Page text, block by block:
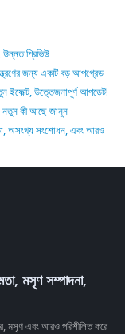
প্রিভিউ
জন্য একটি বড় আপগ্রেড
উত্তেজনাপূর্ণ আপডেট!
নতুন কী আছে জানুন
অসংখ্য সংশোধন, এবং আরও
মসৃণ সম্পাদনা,
এবং আরও পরিশীলিত করে